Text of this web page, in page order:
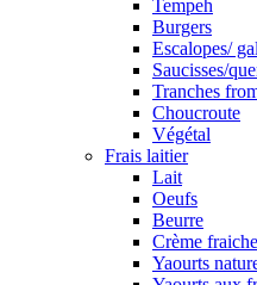
Tempeh
Burgers
Escalopes/
Saucisses/
Tranches
Choucroute
Végétal
Frais laitier
Lait
Oeufs
Beurre
Crème fraiche
Yaourts